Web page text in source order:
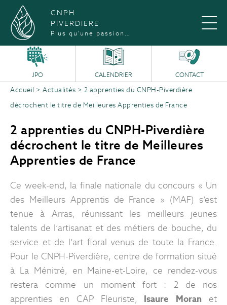
CNPH
PIVERDIERE
Plus qu'une passion…
JPO CALENDRIER CONTACT
Accueil > Actualités > 2 apprenties du CNPH-Piverdière
décrochent le titre de Meilleures Apprenties de France
2 apprenties du CNPH-Piverdière
décrochent le titre de Meilleures
Apprenties de France
Ce week-end, la finale nationale du concours « Un
des Meilleurs Apprentis de France » (MAF) s’est
tenue à Arras, réunissant les meilleurs jeunes
talents de l’artisanat et des métiers de bouche, du
service et de l’art floral venus de toute la France.
Pour le CNPH-Piverdière, centre de formation situé
à La Ménitré, en Maine-et-Loire, ce rendez-vous
restera comme un moment fort : 2 de nos
apprenties en CAP Fleuriste, Isaure Moran et